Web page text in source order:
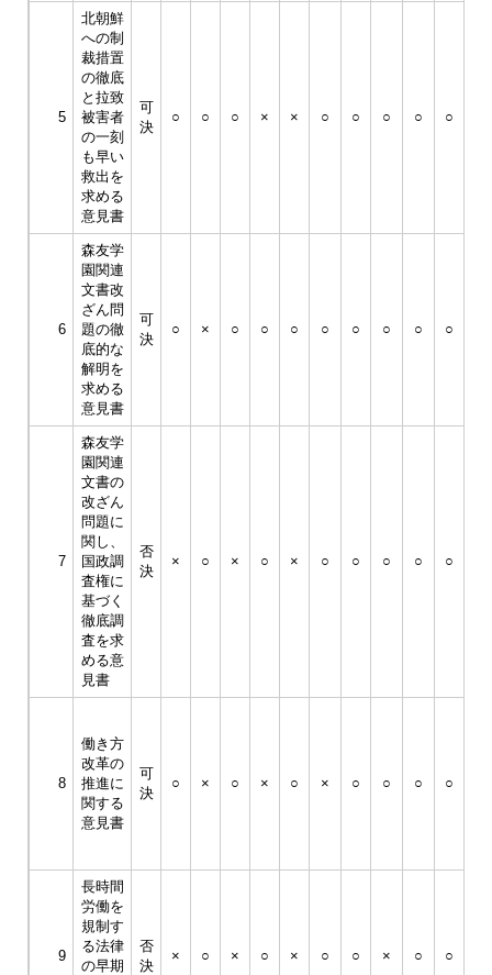
5
北朝鮮
への制
裁措置
の徹底
と拉致
被害者
の一刻
も早い
救出を
求める
意見書
可
決
○ ○ ○ × × ○ ○ ○ ○ ○
6
森友学
園関連
文書改
ざん問
題の徹
底的な
解明を
求める
意見書
可
決
○ × ○ ○ ○ ○ ○ ○ ○ ○
7
森友学
園関連
文書の
改ざん
問題に
関し、
国政調
査権に
基づく
徹底調
査を求
める意
見書
否
決
× ○ × ○ × ○ ○ ○ ○ ○
8
働き方
改革の
推進に
関する
意見書
可
決
○ × ○ × ○ × ○ ○ ○ ○
9
長時間
労働を
規制す
る法律
の早期
否
決
× ○ × ○ × ○ ○ × ○ ○